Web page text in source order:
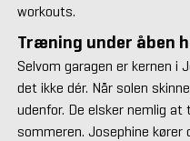
workouts.
Træning under åben
Selvom garagen er kernen i
det ikke dér. Når solen
udenfor. De elsker nemlig
sommeren. Josephine kører